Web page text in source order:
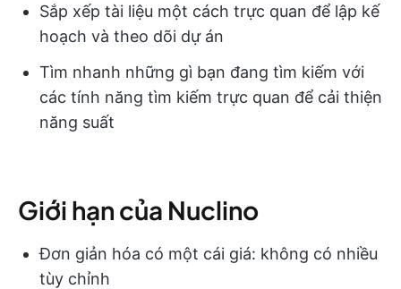
Sắp xếp tài liệu một cách trực quan để lập kế
hoạch và theo dõi dự án
Tìm nhanh những gì bạn đang tìm kiếm với
các tính năng tìm kiếm trực quan để cải thiện
năng suất
Giới hạn của Nuclino
Đơn giản hóa có một cái giá: không có nhiều
tùy chỉnh